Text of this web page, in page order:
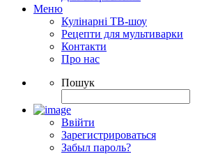
Меню
Кулінарні ТВ-шоу
Рецепти для мультиварки
Контакти
Про нас
Пошук
Ввійти
Зарегистрироваться
Забыл пароль?